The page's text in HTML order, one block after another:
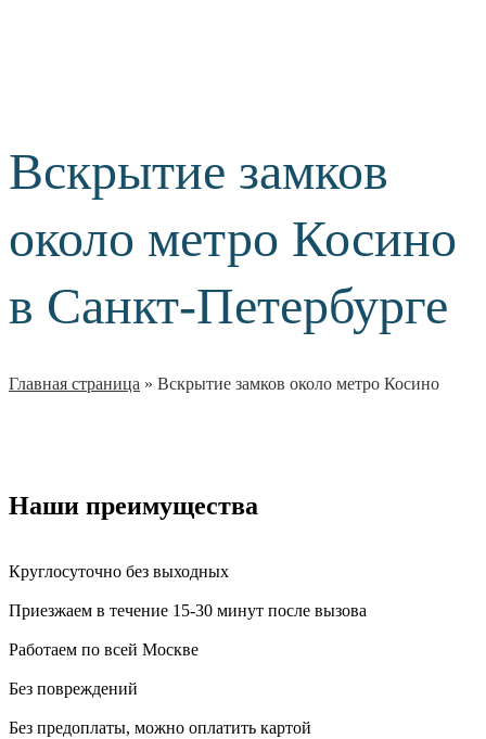
Вскрытие замков
около метро Косино
в Санкт-Петербурге
Главная страница » Вскрытие замков около метро Косино
Наши преимущества
Круглосуточно без выходных
Приезжаем в течение 15-30 минут после вызова
Работаем по всей Москве
Без повреждений
Без предоплаты, можно оплатить картой